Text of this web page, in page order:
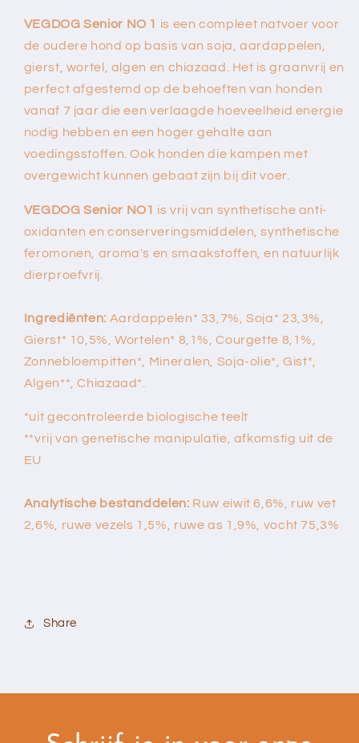
VEGDOG Senior NO 1 is een compleet natvoer voor
de oudere hond op basis van soja, aardappelen,
gierst, wortel, algen en chiazaad. Het is graanvrij en
perfect afgestemd op de behoeften van honden
vanaf 7 jaar die een verlaagde hoeveelheid energie
nodig hebben en een hoger gehalte aan
voedingsstoffen. Ook honden die kampen met
overgewicht kunnen gebaat zijn bij dit voer.
VEGDOG Senior NO1 is vrij van synthetische anti-
oxidanten en conserveringsmiddelen, synthetische
feromonen, aroma's en smaakstoffen, en natuurlijk
dierproefvrij.
Ingrediënten: Aardappelen* 33,7%, Soja* 23,3%,
Gierst* 10,5%, Wortelen* 8,1%, Courgette 8,1%,
Zonnebloempitten*, Mineralen, Soja-olie*, Gist*,
Algen**, Chiazaad*.
*uit gecontroleerde biologische teelt
**vrij van genetische manipulatie, afkomstig uit de
EU
Analytische bestanddelen: Ruw eiwit 6,6%, ruw vet
2,6%, ruwe vezels 1,5%, ruwe as 1,9%, vocht 75,3%
Share